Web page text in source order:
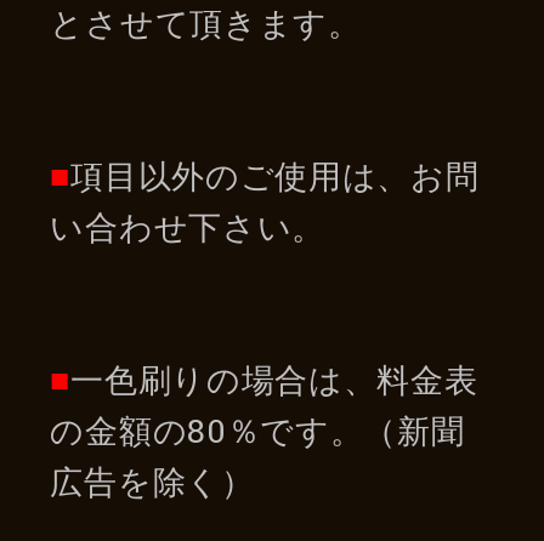
とさせて頂きます。
■項目以外のご使用は、お問
い合わせ下さい。
■一色刷りの場合は、料金表
の金額の80％です。（新聞
広告を除く）